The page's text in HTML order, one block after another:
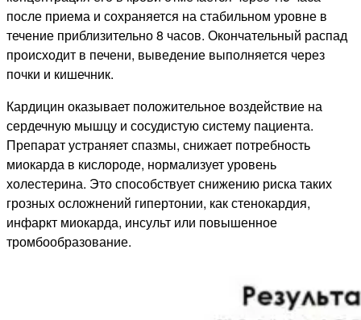
после приема и сохраняется на стабильном уровне в
течение приблизительно 8 часов. Окончательный распад
происходит в печени, выведение выполняется через
почки и кишечник.
Кардицин оказывает положительное воздействие на
сердечную мышцу и сосудистую систему пациента.
Препарат устраняет спазмы, снижает потребность
миокарда в кислороде, нормализует уровень
холестерина. Это способствует снижению риска таких
грозных осложнений гипертонии, как стенокардия,
инфаркт миокарда, инсульт или повышенное
тромбообразование.